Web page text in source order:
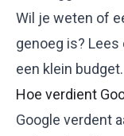
Wil je weten of
genoeg is?
een klein budget.
Hoe verdient
Google verdent